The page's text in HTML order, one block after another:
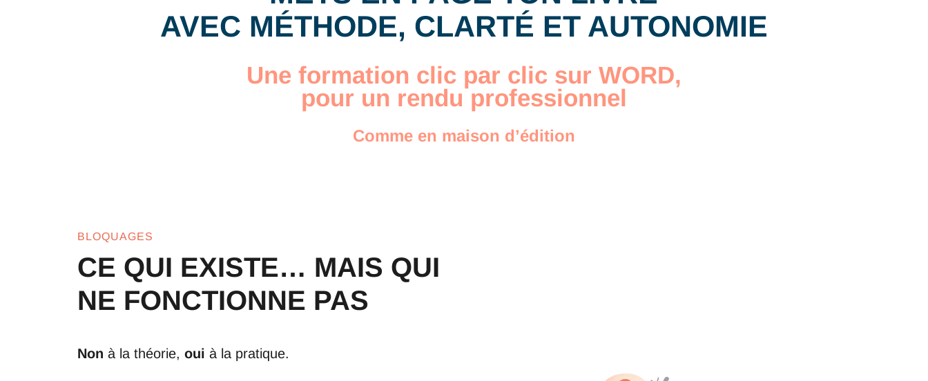
AVEC MÉTHODE, CLARTÉ ET AUTONOMIE
Une formation clic par clic sur WORD,
pour un rendu professionnel
Comme en maison d’édition
BLOQUAGES
CE QUI EXISTE… MAIS QUI
NE FONCTIONNE PAS
Non à la théorie, oui à la pratique.